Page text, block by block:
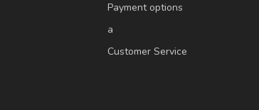
Payment options
a
Customer Service